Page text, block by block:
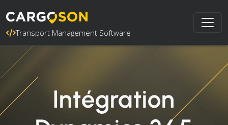
Transport Management Software
Intégration